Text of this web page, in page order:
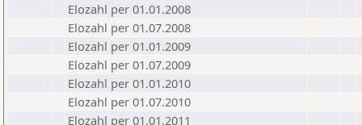
Elozahl per 01.01.2008
Elozahl per 01.07.2008
Elozahl per 01.01.2009
Elozahl per 01.07.2009
Elozahl per 01.01.2010
Elozahl per 01.07.2010
Elozahl per 01.01.2011